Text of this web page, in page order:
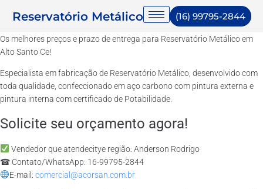
Reservatório Metálico (16) 99795-2844
Os melhores preços e prazo de entrega para Reservatório Metálico em
Alto Santo Ce!
Especialista em fabricação de Reservatório Metálico, desenvolvido com
toda qualidade, confeccionado em aço carbono com pintura externa e
pintura interna com certificado de Potabilidade.
Solicite seu orçamento agora!
Vendedor que atendecitye região: Anderson Rodrigo
☎ Contato/WhatsApp: 16-99795-2844
E-mail: comercial@acorsan.com.br